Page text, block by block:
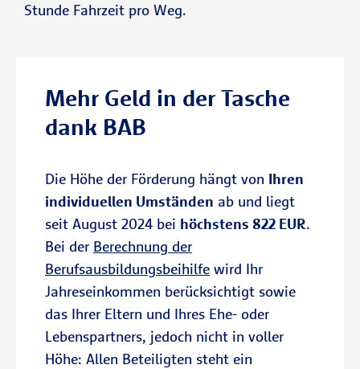
Stunde Fahrzeit pro Weg.
Mehr Geld in der Tasche
dank BAB
Die Höhe der Förderung hängt von Ihren
individuellen Umständen ab und liegt
seit August 2024 bei höchstens 822 EUR.
Bei der Berechnung der
Berufsausbildungsbeihilfe wird Ihr
Jahreseinkommen berücksichtigt sowie
das Ihrer Eltern und Ihres Ehe- oder
Lebenspartners, jedoch nicht in voller
Höhe: Allen Beteiligten steht ein